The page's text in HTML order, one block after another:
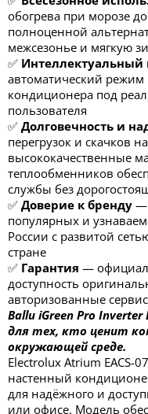
обогрева при морозе
полноценной
межсезонье и мягкую
✅ Интеллектуальный
автоматический режим
кондиционера под
пользователя
✅ Долговечность и
перегрузок и скачков
высококачественные
теплообменников
службы без
✅ Доверие к бренду —
популярных и
России с развитой
стране
✅ Гарантия —
доступность
авторизованные
Ballu iGreen Pro
для тех, кто ценит
окружающей среде.
Electrolux Atrium EACS-
настенный
для надёжного и
или офисе. Модель